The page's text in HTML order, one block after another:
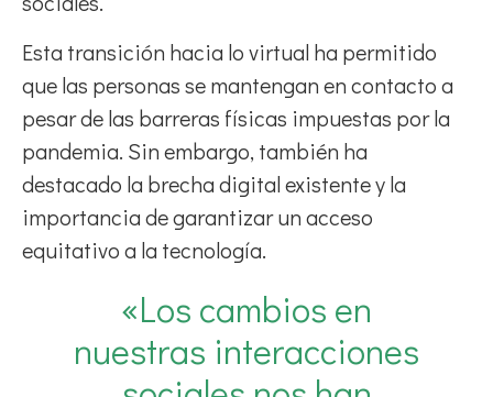
Esta transición hacia lo virtual ha permitido
que las personas se mantengan en contacto a
pesar de las barreras físicas impuestas por la
pandemia. Sin embargo, también ha
destacado la brecha digital existente y la
importancia de garantizar un acceso
equitativo a la tecnología.
«Los cambios en
nuestras interacciones